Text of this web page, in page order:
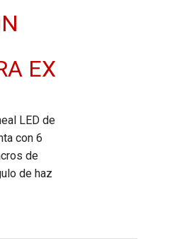
EX
LED de
con 6
de
de haz